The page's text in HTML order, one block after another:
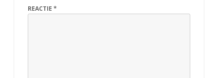
REACTIE *